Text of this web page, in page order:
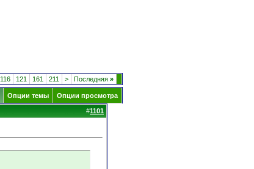
116 121 161 211 > Последняя »
Опции темы Опции просмотра
#1101